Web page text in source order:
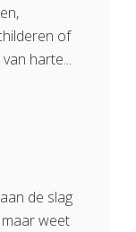
of
harte...
de slag
weet